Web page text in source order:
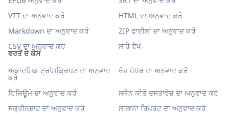
ਵਰਤੋਂ ਦੇ ਕੇਸ
ਅਕਾਦਮਿਕ ਟ੍ਰਾਂਸਕ੍ਰਿਪਟ ਦਾ ਅਨੁਵਾਦ
ਕਰੋ
ਖੋਜ ਪੇਪਰ ਦਾ ਅਨੁਵਾਦ ਕਰੋ
ਰਿਜ਼ਿਊਮੇ ਦਾ ਅਨੁਵਾਦ ਕਰੋ
ਸਕੈਨ ਕੀਤੇ ਦਸਤਾਵੇਜ਼ ਦਾ ਅਨੁਵਾਦ ਕਰੋ
ਸਕ੍ਰੀਨਸ਼ਾਟ ਦਾ ਅਨੁਵਾਦ ਕਰੋ
ਸਾਲਾਨਾ ਰਿਪੋਰਟ ਦਾ ਅਨੁਵਾਦ ਕਰੋ
VTT ਦਾ ਅਨੁਵਾਦ ਕਰੋ
HTML ਦਾ ਅਨੁਵਾਦ ਕਰੋ
Markdown ਦਾ ਅਨੁਵਾਦ ਕਰੋ
ZIP ਫਾਈਲਾਂ ਦਾ ਅਨੁਵਾਦ ਕਰੋ
CSV ਦਾ ਅਨੁਵਾਦ ਕਰੋ
ਸਾਰੇ ਵੇਖੋ